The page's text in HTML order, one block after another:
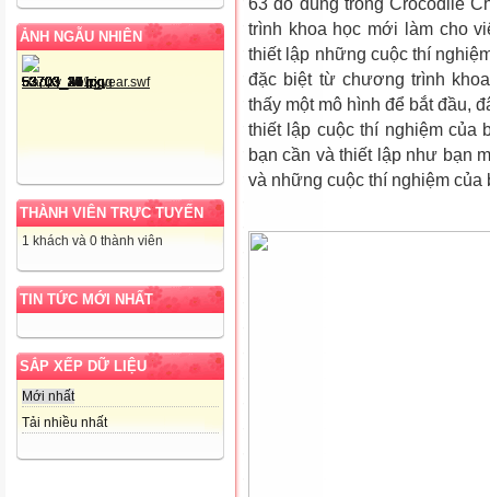
ẢNH NGẪU NHIÊN
THÀNH VIÊN TRỰC TUYẾN
1 khách và 0 thành viên
TIN TỨC MỚI NHẤT
SẮP XẾP DỮ LIỆU
Mới nhất
Tải nhiều nhất
63 đồ dùng trong Crocodile
trình khoa học mới làm cho
thiết lập những cuộc thí
đặc biệt từ chương trình
thấy một mô hình để bắt đầu,
thiết lập cuộc thí nghiệm của
bạn cần và thiết lập như bạn
và những cuộc thí nghiệm của